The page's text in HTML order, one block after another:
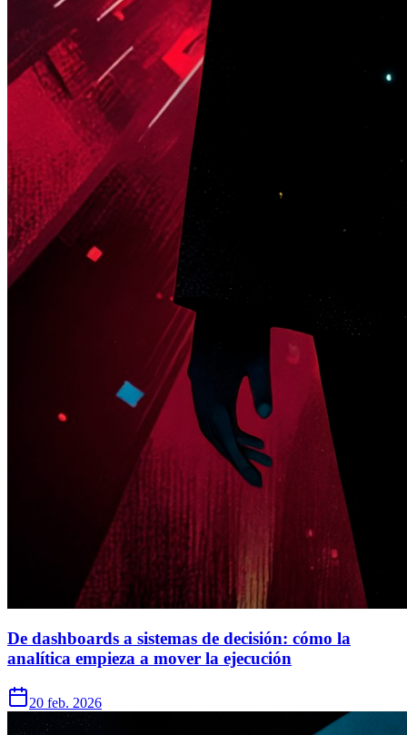
De dashboards a sistemas de decisión: cómo la
analítica empieza a mover la ejecución
20 feb. 2026